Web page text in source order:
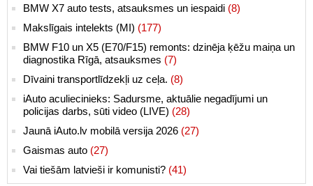
BMW X7 auto tests, atsauksmes un iespaidi (8)
Makslīgais intelekts (MI) (177)
BMW F10 un X5 (E70/F15) remonts: dzinēja ķēžu maiņa un
diagnostika Rīgā, atsauksmes (7)
Dīvaini transportlīdzekļi uz ceļa. (8)
iAuto aculiecinieks: Sadursme, aktuālie negadījumi un
policijas darbs, sūti video (LIVE) (28)
Jaunā iAuto.lv mobilā versija 2026 (27)
Gaismas auto (27)
Vai tiešām latvieši ir komunisti? (41)